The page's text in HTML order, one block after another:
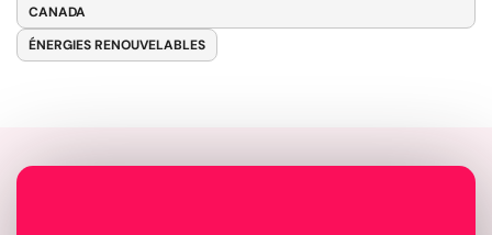
CANADA
ÉNERGIES RENOUVELABLES